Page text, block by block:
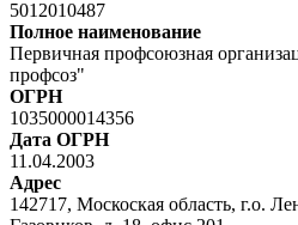
5012010487
Полное наименование
Первичная профсоюзная
профсоз"
ОГРН
1035000014356
Дата ОГРН
11.04.2003
Адрес
142717, Москоская область, г.о.